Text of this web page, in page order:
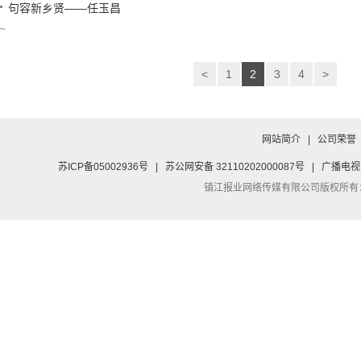
句容新乡贤——任玉昌
< 1 2 3 4 >
网站简介 公司荣誉
苏ICP备05002936号 苏公网安备 32110202000087号
广播电
镇江报业网络传媒有限公司版权所